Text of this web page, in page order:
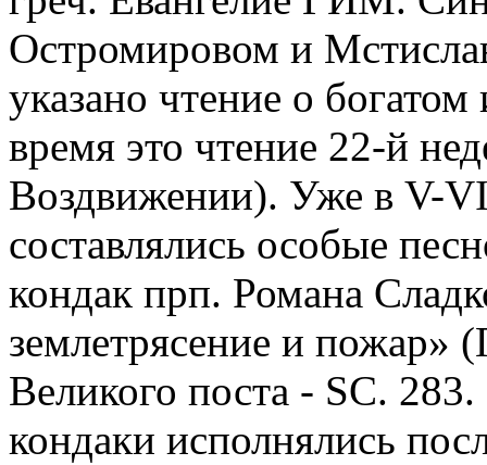
Остромировом и
указано чтение о
время это чтение 22-й
Воздвижении). Уже в V-
составлялись особые
кондак прп. Романа
землетрясение и пожар»
Великого поста - SC.
кондаки исполнялись